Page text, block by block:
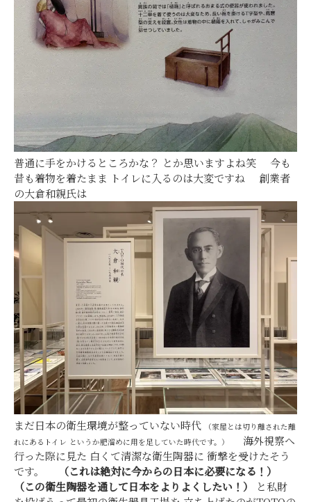
普通に手をかけるところかな？ とか思いますよね笑 今も
昔も着物を着たまま トイレに入るのは大変ですね 創業者
の大倉和親氏は
まだ日本の衛生環境が整っていない時代
（家屋とは切り離された離
れにある トイレ というか肥溜めに用を足していた時代です。）
海外視察へ
行った際に見た 白くて清潔な衛生陶器に 衝撃を受けたそう
です。
（これは絶対に今からの日本に必要になる！）
（この衛生陶器を通して日本をよりよくしたい！）
と私財